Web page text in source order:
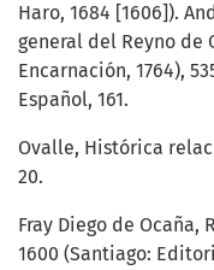
Haro, 1684 [1606]).
general del Reyno de
Encarnación, 1764),
Español, 161.
Ovalle, Histórica
20.
Fray Diego de
1600 (Santiago: